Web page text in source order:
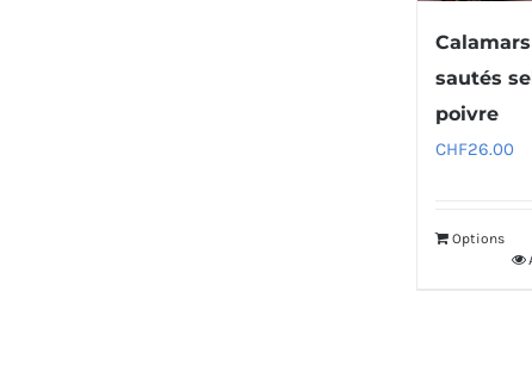
Calamars
sautés
poivre
CHF26.00
Options